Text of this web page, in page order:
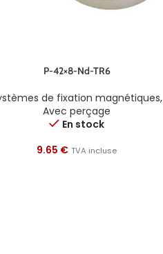
P-42×8-Nd-TR6
de fixation magnétiques,
Avec perçage
En stock
9.65 € TVA incluse